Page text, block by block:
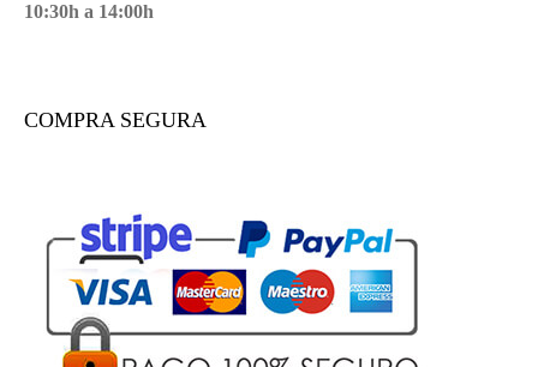
10:30h a 14:00h
COMPRA SEGURA